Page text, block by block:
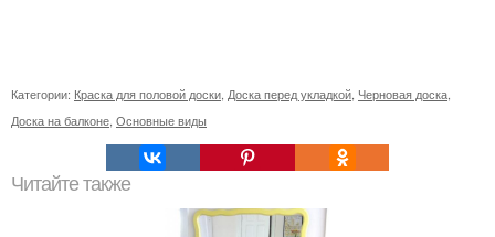
Категории: Краска для половой доски Доска перед укладкой Черновая доска
Доска на балконе Основные виды
Читайте также